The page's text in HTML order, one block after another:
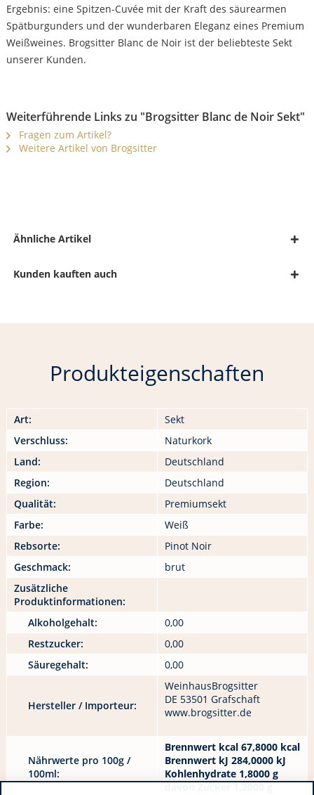
Ergebnis: eine Spitzen-Cuvée mit der Kraft des säurearmen
Spätburgunders und der wunderbaren Eleganz eines Premium
Weißweines. Brogsitter Blanc de Noir ist der beliebteste Sekt
unserer Kunden.
Weiterführende Links zu "Brogsitter Blanc de Noir Sekt"
Fragen zum Artikel?
Weitere Artikel von Brogsitter
Ähnliche Artikel
Kunden kauften auch
Produkteigenschaften
Art:
Sekt
Verschluss:
Naturkork
Land:
Deutschland
Region:
Deutschland
Qualität:
Premiumsekt
Farbe:
Weiß
Rebsorte:
Pinot Noir
Geschmack:
brut
Zusätzliche
Produktinformationen:
Alkoholgehalt:
0,00
Restzucker:
0,00
Säuregehalt:
0,00
Hersteller / Importeur:
WeinhausBrogsitter
DE 53501 Grafschaft
www.brogsitter.de
Nährwerte pro 100g /
100ml:
Brennwert kcal 67,8000 kcal
Brennwert kJ 284,0000 kJ
Kohlenhydrate 1,8000 g